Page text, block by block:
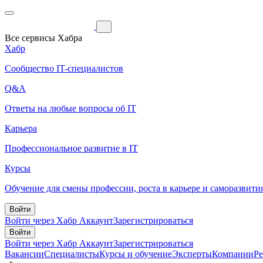
Все сервисы Хабра
Хабр
Сообщество IT-специалистов
Q&A
Ответы на любые вопросы об IT
Карьера
Профессиональное развитие в IT
Курсы
Обучение для смены профессии, роста в карьере и
Войти
Войти через Хабр АккаунтЗарегистрироваться
Войти
Войти через Хабр АккаунтЗарегистрироваться
ВакансииСпециалистыКурсы и обучениеЭкспертыКомпании